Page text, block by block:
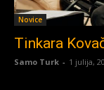
Novice
Tinkara
Samo Turk - 1 julija,